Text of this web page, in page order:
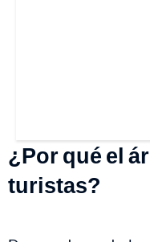
¿Por qué el
turistas?